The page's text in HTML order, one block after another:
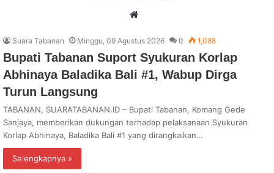
Website
Suara Tabanan Minggu, 09 Agustus 2026 0 1,088
Bupati Tabanan Suport Syukuran Korlap
Abhinaya Baladika Bali #1, Wabup Dirga
Turun Langsung
TABANAN, SUARATABANAN.ID – Bupati Tabanan, Komang Gede
Sanjaya, memberikan dukungan terhadap pelaksanaan Syukuran
Korlap Abhinaya, Baladika Bali #1 yang dirangkaikan…
Selengkapnya »